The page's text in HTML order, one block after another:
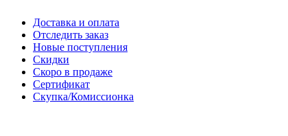
Доставка и оплата
Отследить заказ
Новые поступления
Скидки
Скоро в продаже
Сертификат
Скупка/Комиссионка